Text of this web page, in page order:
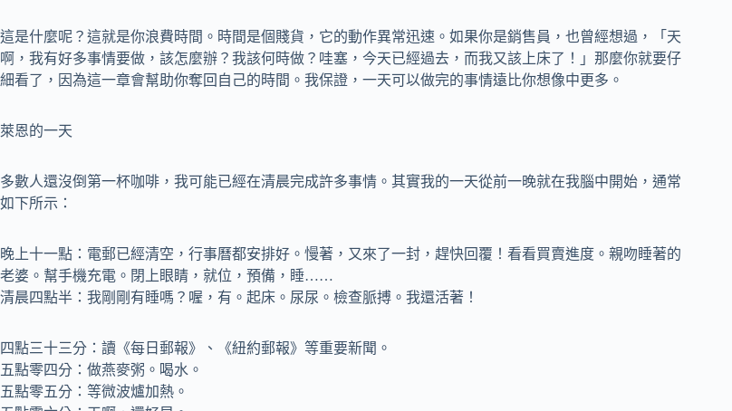
這是什麼呢？這就是你浪費時間。時間是個賤貨，它的動作異常迅速。如果你是銷售員，也曾經想過，「天
啊，我有好多事情要做，該怎麼辦？我該何時做？哇塞，今天已經過去，而我又該上床了！」那麼你就要仔
細看了，因為這一章會幫助你奪回自己的時間。我保證，一天可以做完的事情遠比你想像中更多。
萊恩的一天
多數人還沒倒第一杯咖啡，我可能已經在清晨完成許多事情。其實我的一天從前一晚就在我腦中開始，通常
如下所示：
晚上十一點：電郵已經清空，行事曆都安排好。慢著，又來了一封，趕快回覆！看看買賣進度。親吻睡著的
老婆。幫手機充電。閉上眼睛，就位，預備，睡……
清晨四點半：我剛剛有睡嗎？喔，有。起床。尿尿。檢查脈搏。我還活著！
四點三十三分：讀《每日郵報》、《紐約郵報》等重要新聞。
五點零四分：做燕麥粥。喝水。
五點零五分：等微波爐加熱。